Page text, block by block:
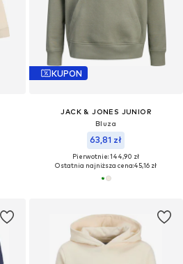
KUPON
JACK & JONES JUNIOR
Bluza
63,81 zł
Pierwotnie: 144,90 zł
Ostatnia najniższa cena:45,16 zł